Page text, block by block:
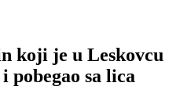
koji je u Leskovcu
pobegao sa lica